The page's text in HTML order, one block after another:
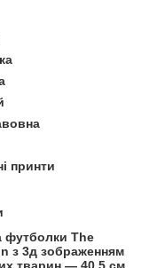
принти
The
з 3д зображенням
тварин — 40,5 см,